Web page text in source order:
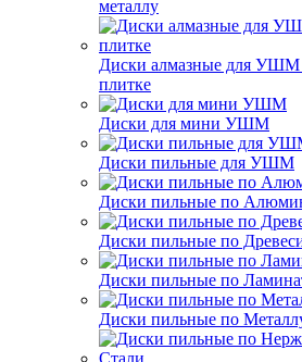
металлу
Диски алмазные для УШМ
плитке
Диски для мини УШМ
Диски пильные для УШМ
Диски пильные по
Диски пильные по
Диски пильные по
Диски пильные по